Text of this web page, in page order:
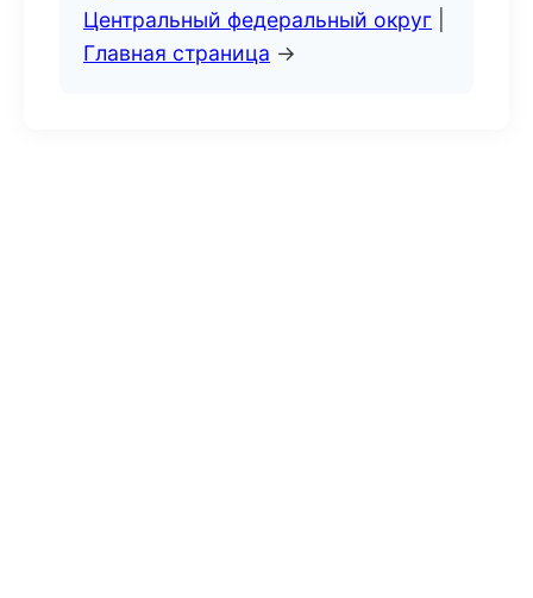
Центральный федеральный округ
Главная страница →